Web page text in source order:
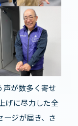
が数多く寄せ
げに尽力した全
ジが届き、さ